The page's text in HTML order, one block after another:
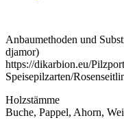
Anbaumethoden und
djamor)
https://dikarbion.eu/
Speisepilzarten/
Holzstämme
Buche, Pappel, Ahorn,